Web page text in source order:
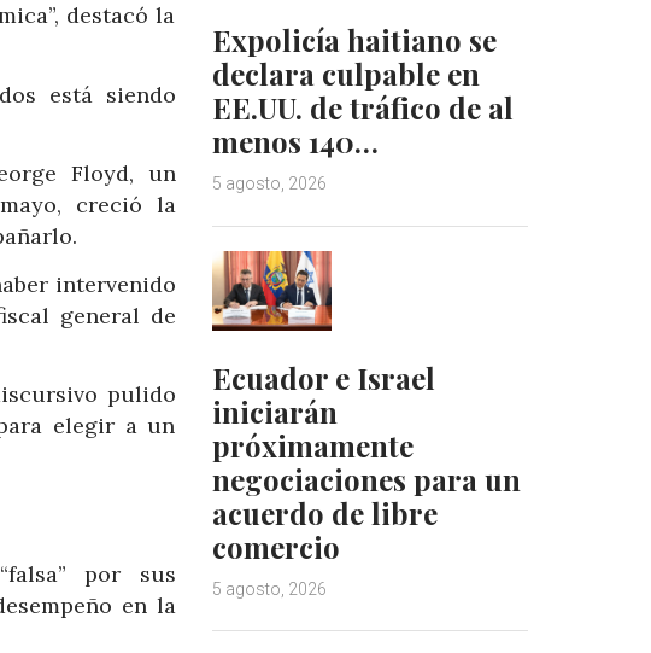
destacó la
está siendo
Floyd, un
creció la
intervenido
general de
pulido
elegir a un
por sus
en la
Expolicía haitiano se
declara culpable en
EE.UU. de tráfico de al
menos 140…
5 agosto, 2026
Ecuador e Israel
iniciarán
próximamente
negociaciones para un
acuerdo de libre
comercio
5 agosto, 2026